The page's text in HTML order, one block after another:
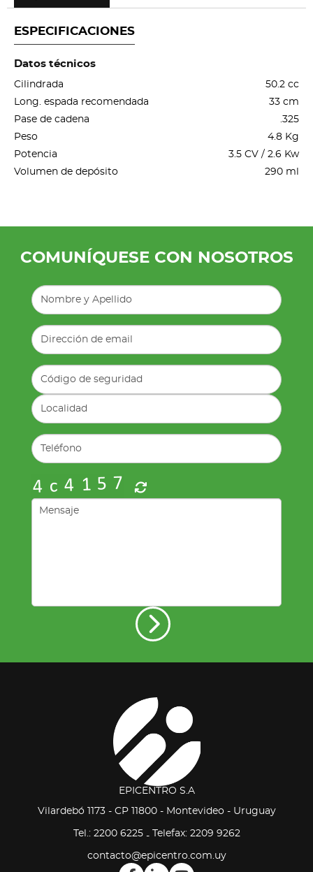
ESPECIFICACIONES
Datos técnicos
Cilindrada
50.2 cc
Long. espada recomendada
33 cm
Pase de cadena
.325
Peso
4.8 Kg
Potencia
3.5 CV / 2.6 Kw
Volumen de depósito
290 ml
COMUNÍQUESE CON NOSOTROS
EPICENTRO S.A
Vilardebó 1173 - CP 11800 - Montevideo - Uruguay
Tel.: 2200 6225- Telefax: 2209 9262
contacto@epicentro.com.uy